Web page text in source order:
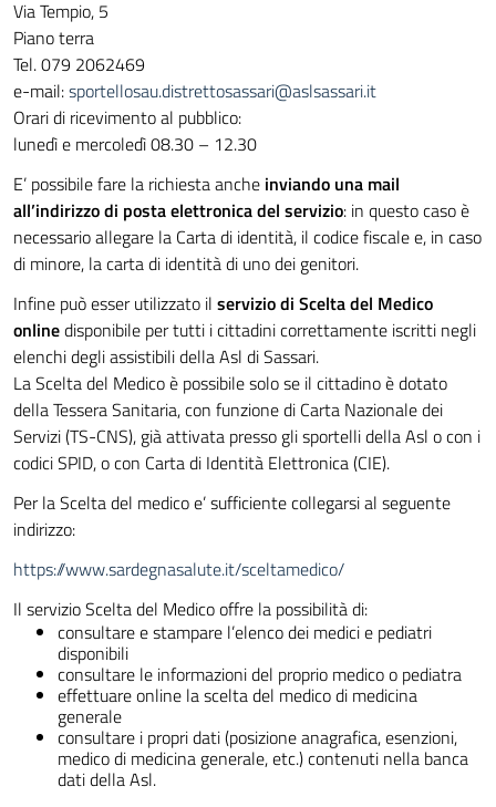
Via Tempio, 5
Piano terra
Tel. 079 2062469
e-mail:sportellosau.distrettosassari@aslsassari.it
Orari di ricevimento al pubblico:
lunedì e mercoledì 08.30 – 12.30
E’ possibile fare la richiesta anche inviando una mail
all’indirizzo di posta elettronica del servizio: in questo caso è
necessario allegare la Carta di identità, il codice fiscale e, in caso
di minore, la carta di identità di uno dei genitori.
Infine può esser utilizzato il servizio di Scelta del Medico
onlinedisponibile per tutti i cittadini correttamente iscritti negli
elenchi degli assistibili della Asl di Sassari.
La Scelta del Medico è possibile solo se il cittadino è dotato
della Tessera Sanitaria, con funzione di Carta Nazionale dei
Servizi (TS-CNS), già attivata presso gli sportelli della Asl o con i
codici SPID, o con Carta di Identità Elettronica (CIE).
Per la Scelta del medico e’ sufficiente collegarsi al seguente
indirizzo:
https://www.sardegnasalute.it/sceltamedico/
Il servizio Scelta del Medico offre la possibilità di:
consultare e stampare l’elenco dei medici e pediatri
disponibili
consultare le informazioni del proprio medico o pediatra
effettuare online la scelta del medico di medicina
generale
consultare i propri dati (posizione anagrafica, esenzioni,
medico di medicina generale, etc.) contenuti nella banca
dati della Asl.